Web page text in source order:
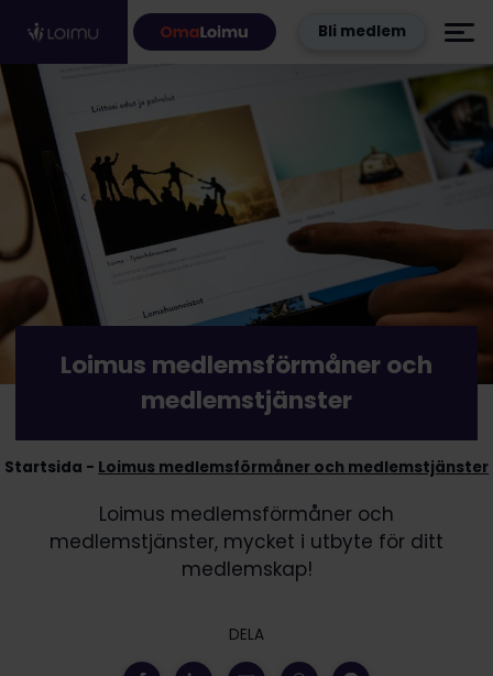
Hoppa till innehållet
Bli medlem
Startsida Loimus medlemsförmåner och medlemstjänster
Loimus medlemsförmåner och
medlemstjänster
Loimus medlemsförmåner och
medlemstjänster, mycket i utbyte för ditt
medlemskap!
DELA